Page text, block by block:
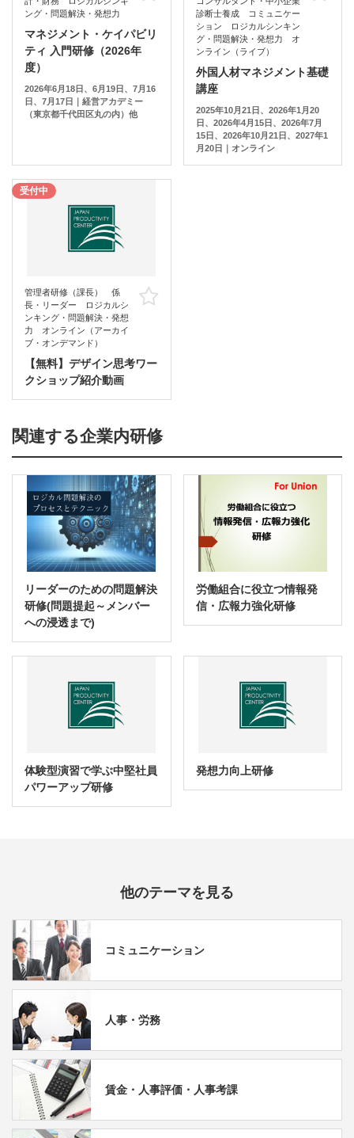
ング・問題解決・発想力
マネジメント・ケイパビリ
ティ 入門研修（2026年
度）
2026年6月18日、6月19日、7月16
日、7月17日｜経営アカデミー
（東京都千代田区丸の内）他
診断士養成 コミュニケー
ション ロジカルシンキン
グ・問題解決・発想力 オ
ンライン（ライブ）
外国人材マネジメント基礎
講座
2025年10月21日、2026年1月20
日、2026年4月15日、2026年7月
15日、2026年10月21日、2027年1
月20日｜オンライン
受付中
管理者研修（課長） 係
長・リーダー ロジカルシ
ンキング・問題解決・発想
力 オンライン（アーカイ
ブ・オンデマンド）
【無料】デザイン思考ワー
クショップ紹介動画
関連する企業内研修
リーダーのための問題解決
研修(問題提起～メンバー
への浸透まで)
労働組合に役立つ情報発
信・広報力強化研修
体験型演習で学ぶ中堅社員
パワーアップ研修
発想力向上研修
他のテーマを見る
コミュニケーション
人事・労務
賃金・人事評価・人事考課